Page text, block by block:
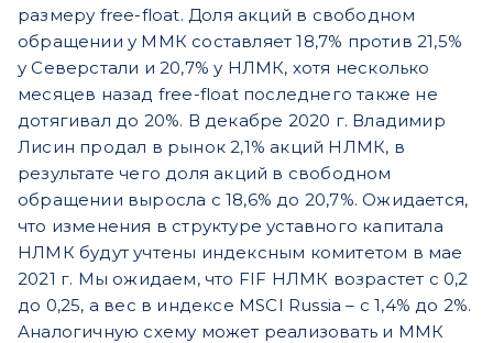
размеру free-float. Доля акций в свободном
обращении у ММК составляет 18,7% против 21,5%
у Северстали и 20,7% у НЛМК, хотя несколько
месяцев назад free-float последнего также не
дотягивал до 20%. В декабре 2020 г. Владимир
Лисин продал в рынок 2,1% акций НЛМК, в
результате чего доля акций в свободном
обращении выросла с 18,6% до 20,7%. Ожидается,
что изменения в структуре уставного капитала
НЛМК будут учтены индексным комитетом в мае
2021 г. Мы ожидаем, что FIF НЛМК возрастет с 0,2
до 0,25, а вес в индексе MSCI Russia – с 1,4% до 2%.
Аналогичную схему может реализовать и ММК